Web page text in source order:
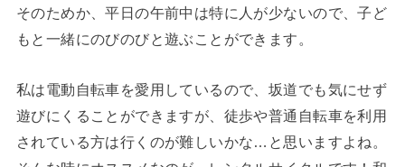
そのためか、平日の午前中は特に人が少ないので、子ど
もと一緒にのびのびと遊ぶことができます。
私は電動自転車を愛用しているので、坂道でも気にせず
遊びにくることができますが、徒歩や普通自転車を利用
されている方は行くのが難しいかな…と思いますよね。